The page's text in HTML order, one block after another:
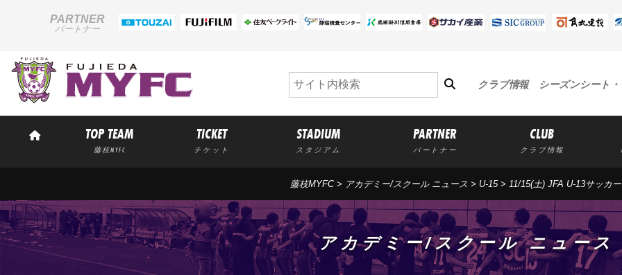
PARTNER
パートナー
クラブ情報 シーズンシート
TOP TEAM
藤枝MYFC
TICKET
チケット
STADIUM
スタジアム
PARTNER
パートナー
CLUB
クラブ情報
藤枝MYFC> アカデミー/スクール ニュース > U-15> 11/15(土) JFA U-13サッカ
アカデミー/スクール ニュース